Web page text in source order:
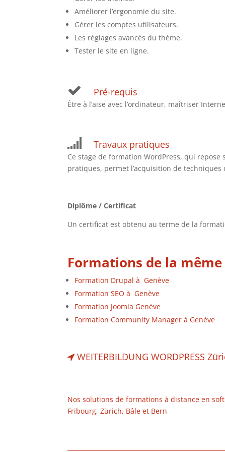
Améliorer l’ergonomie du site.
Gérer les comptes utilisateurs.
Les réglages avancés du thème.
Tester le site en ligne.
Pré-requis
Être à l’aise avec l’ordinateur, maîtriser
Travaux pratiques
Ce stage de formation WordPress, qui
pratiques, permet l’acquisition de
Diplôme / Certificat
Un certificat est obtenu au terme de la
Formations de la
Formation Drupal à Genève
Formation SEO à Genève
Formation Joomla Genève
Formation Community Manager à Genève
WEITERBILDUNG WORDPRESS
Nos solutions de formations à distance en
Fribourg, Zürich, Bâle et Bern